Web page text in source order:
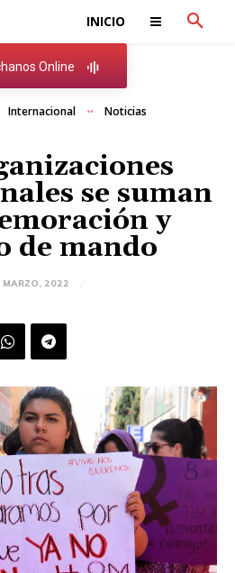
INICIO
Online
Internacional Noticias
se suman
y
de mando
MARZO, 2022